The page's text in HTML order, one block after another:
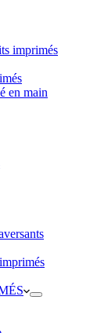
imprimés
en main